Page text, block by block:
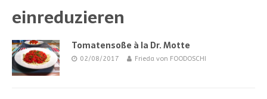
einreduzieren
Tomatensoße à la Dr. Motte
02/08/2017 Frieda von FOODOSCHI